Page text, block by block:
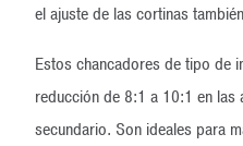
el ajuste de las cortinas
Estos chancadores de tipo de
reducción de 8:1 a 10:1 en las
secundario. Son ideales para